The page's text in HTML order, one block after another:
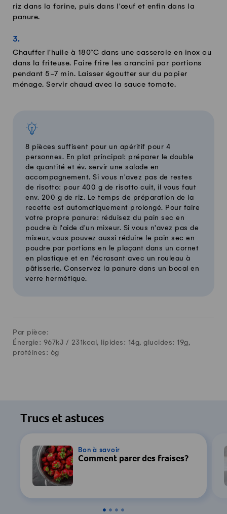
riz dans la farine, puis dans l'œuf et enfin dans la
panure.
Chauffer l'huile à 180°C dans une casserole en inox ou
dans la friteuse. Faire frire les arancini par portions
pendant 5-7 min. Laisser égoutter sur du papier
ménage. Servir chaud avec la sauce tomate.
8 pièces suffisent pour un apéritif pour 4
personnes. En plat principal: préparer le double
de quantité et év. servir une salade en
accompagnement. Si vous n'avez pas de restes
de risotto: pour 400 g de risotto cuit, il vous faut
env. 200 g de riz. Le temps de préparation de la
recette est automatiquement prolongé. Pour faire
votre propre panure: réduisez du pain sec en
poudre à l'aide d'un mixeur. Si vous n'avez pas de
mixeur, vous pouvez aussi réduire le pain sec en
poudre par portions en le plaçant dans un cornet
en plastique et en l'écrasant avec un rouleau à
pâtisserie. Conservez la panure dans un bocal en
verre hermétique.
Par pièce:
Énergie: 967kJ / 231 kcal, lipides: 14g, glucides: 19g,
protéines: 6g
Trucs et astuces
Bon à savoir
Comment parer des fraises?